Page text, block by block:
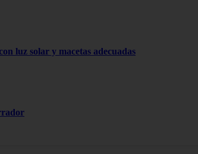
luz solar y macetas adecuadas